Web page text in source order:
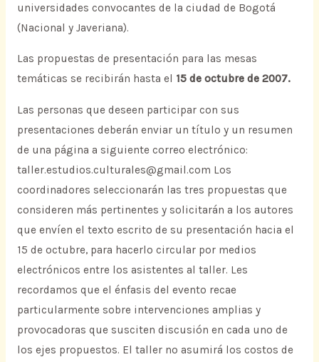
universidades convocantes de la ciudad de Bogotá
(Nacional y Javeriana).
Las propuestas de presentación para las mesas
temáticas se recibirán hasta el 15 de octubre de 2007.
Las personas que deseen participar con sus
presentaciones deberán enviar un título y un resumen
de una página a siguiente correo electrónico:
taller.estudios.culturales@gmail.com Los
coordinadores seleccionarán las tres propuestas que
consideren más pertinentes y solicitarán a los autores
que envíen el texto escrito de su presentación hacia el
15 de octubre, para hacerlo circular por medios
electrónicos entre los asistentes al taller. Les
recordamos que el énfasis del evento recae
particularmente sobre intervenciones amplias y
provocadoras que susciten discusión en cada uno de
los ejes propuestos. El taller no asumirá los costos de